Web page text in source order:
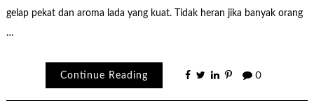
gelap pekat dan aroma lada yang kuat. Tidak heran jika banyak orang
…
Continue Reading 0